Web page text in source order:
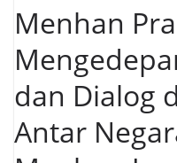
Menhan
dan Dialog
Antar